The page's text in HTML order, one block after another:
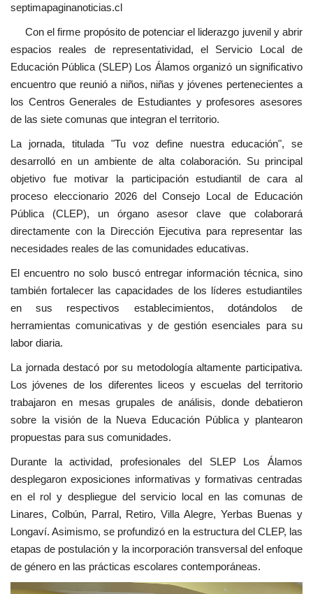
septimapaginanoticias.cl
Con el firme propósito de potenciar el liderazgo juvenil y abrir
espacios reales de representatividad, el Servicio Local de
Educación Pública (SLEP) Los Álamos organizó un significativo
encuentro que reunió a niños, niñas y jóvenes pertenecientes a
los Centros Generales de Estudiantes y profesores asesores
de las siete comunas que integran el territorio.
La jornada, titulada "Tu voz define nuestra educación", se
desarrolló en un ambiente de alta colaboración. Su principal
objetivo fue motivar la participación estudiantil de cara al
proceso eleccionario 2026 del Consejo Local de Educación
Pública (CLEP), un órgano asesor clave que colaborará
directamente con la Dirección Ejecutiva para representar las
necesidades reales de las comunidades educativas.
El encuentro no solo buscó entregar información técnica, sino
también fortalecer las capacidades de los líderes estudiantiles
en sus respectivos establecimientos, dotándolos de
herramientas comunicativas y de gestión esenciales para su
labor diaria.
La jornada destacó por su metodología altamente participativa.
Los jóvenes de los diferentes liceos y escuelas del territorio
trabajaron en mesas grupales de análisis, donde debatieron
sobre la visión de la Nueva Educación Pública y plantearon
propuestas para sus comunidades.
Durante la actividad, profesionales del SLEP Los Álamos
desplegaron exposiciones informativas y formativas centradas
en el rol y despliegue del servicio local en las comunas de
Linares, Colbún, Parral, Retiro, Villa Alegre, Yerbas Buenas y
Longaví. Asimismo, se profundizó en la estructura del CLEP, las
etapas de postulación y la incorporación transversal del enfoque
de género en las prácticas escolares contemporáneas.